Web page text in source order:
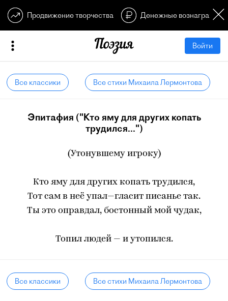
Продвижение творчества Денежные
Войти
Все классики Все стихи Михаила Лермонтова
Эпитафия ("Кто яму для других копать
трудился...")
(Утонувшему игроку)
Кто яму для других копать трудился,
Тот сам в неё упал—гласит писанье так.
Ты это оправдал, бостонный мой чудак,
Топил людей — и утопился.
Все классики Все стихи Михаила Лермонтова